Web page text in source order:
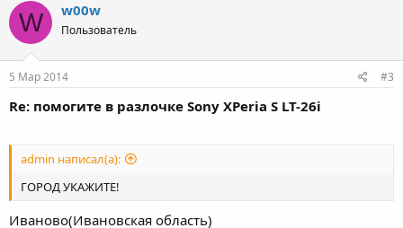
W w00w
Пользователь
5 Мар 2014 #3
Re: помогите в разлочке Sony XPeria S LT-26i
admin написал(а):
ГОРОД УКАЖИТЕ!
Иваново(Ивановская область)